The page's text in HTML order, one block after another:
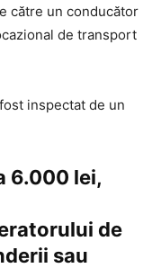
către un conducător
de transport
inspectat de un
6.000 lei,
de
sau